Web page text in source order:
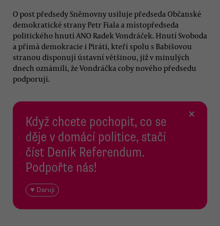
O post předsedy Sněmovny usiluje předseda Občanské
demokratické strany Petr Fiala a místopředseda
politického hnutí ANO Radek Vondráček. Hnutí Svoboda
a přímá demokracie i Piráti, kteří spolu s Babišovou
stranou disponují ústavní většinou, již v minulých
dnech oznámili, že Vondráčka coby nového předsedu
podporují.
Když chcete pochopit, co se
děje v domácí politice, stačí
číst Deník Referendum.
Podpořte nás!
♥ Daruji
×